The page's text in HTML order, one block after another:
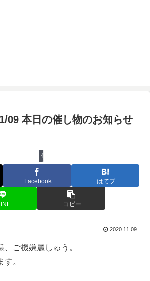
09 本日の催し物のお知らせ
催し物
Facebook はてブ
コピー
2020.11.09
ご機嫌麗しゅう。
。